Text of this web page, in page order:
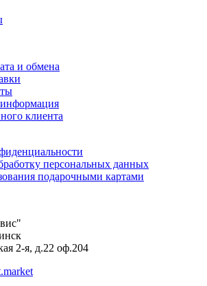
и обмена
клиента
персональных данных
подарочными картами
2-я, д.22 оф.204